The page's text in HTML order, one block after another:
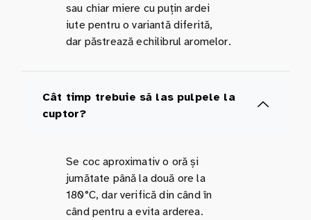
sau chiar miere cu puțin ardei
iute pentru o variantă diferită,
dar păstrează echilibrul aromelor.
Cât timp trebuie să las pulpele la
cuptor?
Se coc aproximativ o oră și
jumătate până la două ore la
180°C, dar verifică din când în
când pentru a evita arderea.